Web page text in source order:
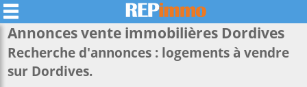
Annonces vente immobilières Dordives
Recherche d'annonces : logements à vendre
sur Dordives.